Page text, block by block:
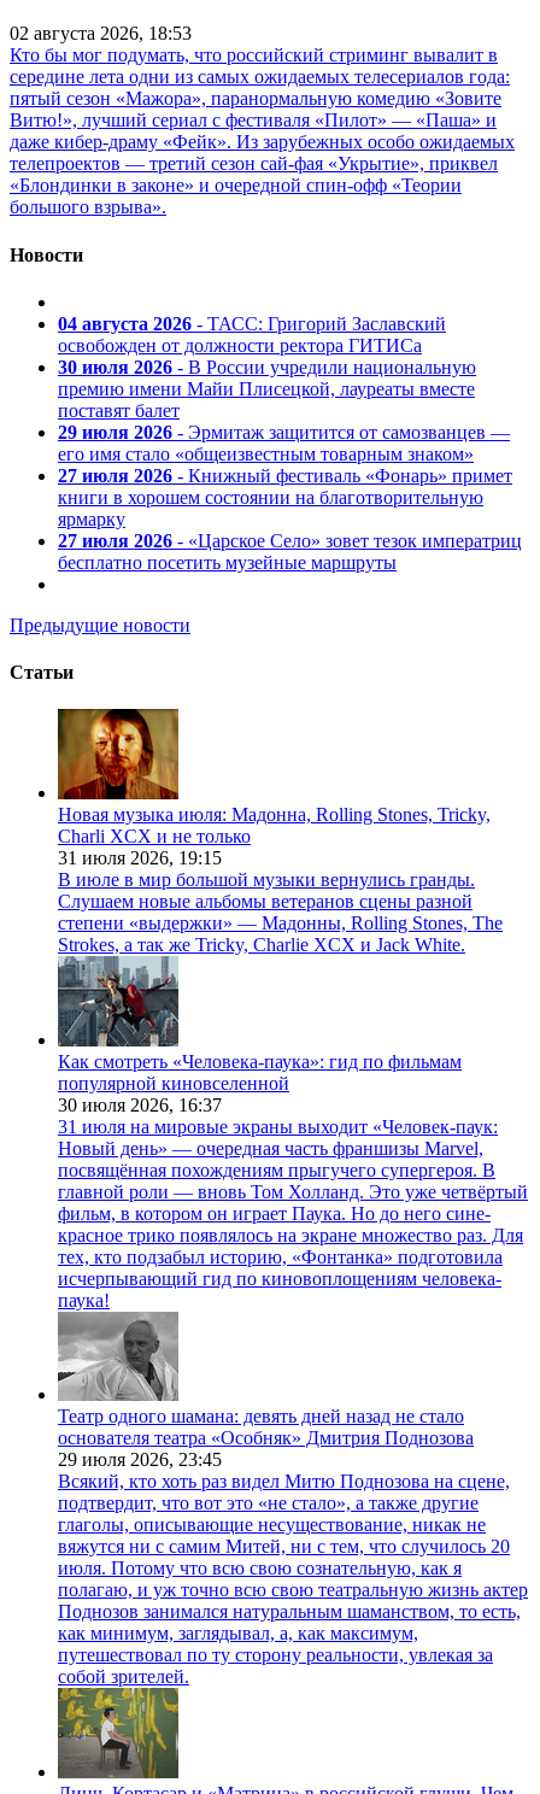
02 августа 2026, 18:53
Кто бы мог подумать, что российский стриминг вывалит в
середине лета одни из самых ожидаемых телесериалов года:
пятый сезон «Мажора», паранормальную комедию «Зовите
Витю!», лучший сериал с фестиваля «Пилот» — «Паша» и
даже кибер-драму «Фейк». Из зарубежных особо ожидаемых
телепроектов — третий сезон сай-фая «Укрытие», приквел
«Блондинки в законе» и очередной спин-офф «Теории
большого взрыва».
Новости
04 августа 2026 - ТАСС: Григорий Заславский
освобожден от должности ректора ГИТИСа
30 июля 2026 - В России учредили национальную
премию имени Майи Плисецкой, лауреаты вместе
поставят балет
29 июля 2026 - Эрмитаж защитится от самозванцев —
его имя стало «общеизвестным товарным знаком»
27 июля 2026 - Книжный фестиваль «Фонарь» примет
книги в хорошем состоянии на благотворительную
ярмарку
27 июля 2026 - «Царское Село» зовет тезок императриц
бесплатно посетить музейные маршруты
Предыдущие новости
Статьи
Новая музыка июля: Мадонна, Rolling Stones, Tricky,
Charli XCX и не только
31 июля 2026, 19:15
В июле в мир большой музыки вернулись гранды.
Слушаем новые альбомы ветеранов сцены разной
степени «выдержки» — Мадонны, Rolling Stones, The
Strokes, а так же Tricky, Charlie XCX и Jack White.
Как смотреть «Человека-паука»: гид по фильмам
популярной киновселенной
30 июля 2026, 16:37
31 июля на мировые экраны выходит «Человек-паук:
Новый день» — очередная часть франшизы Marvel,
посвящённая похождениям прыгучего супергероя. В
главной роли — вновь Том Холланд. Это уже четвёртый
фильм, в котором он играет Паука. Но до него сине-
красное трико появлялось на экране множество раз. Для
тех, кто подзабыл историю, «Фонтанка» подготовила
исчерпывающий гид по киновоплощениям человека-
паука!
Театр одного шамана: девять дней назад не стало
основателя театра «Особняк» Дмитрия Поднозова
29 июля 2026, 23:45
Всякий, кто хоть раз видел Митю Поднозова на сцене,
подтвердит, что вот это «не стало», а также другие
глаголы, описывающие несуществование, никак не
вяжутся ни с самим Митей, ни с тем, что случилось 20
июля. Потому что всю свою сознательную, как я
полагаю, и уж точно всю свою театральную жизнь актер
Поднозов занимался натуральным шаманством, то есть,
как минимум, заглядывал, а, как максимум,
путешествовал по ту сторону реальности, увлекая за
собой зрителей.